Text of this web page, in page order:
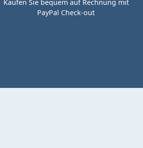
Kaufen Sie bequem auf Rechnung mit
PayPal Check-out